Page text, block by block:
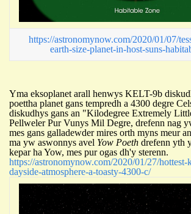
https://astronomynow.com/2020/01/07/
earth-size-planet-in-host-suns-
Yma eksoplanet arall henwys KELT-9b
poettha planet gans tempredh a 4300 degre
diskudhys gans an "Kilodegree Extremely
Pellweler Pur Vunys Mil Degre, drefenn nag
mes gans galladewder mires orth myns meur
ma yw aswonnys avel Yow Poeth drefenn yth
kepar ha Yow, mes pur ogas dh'y sterenn.
https://astronomynow.com/2020/01/27/
dayside-atmosphere-a-toasty-4300-c/